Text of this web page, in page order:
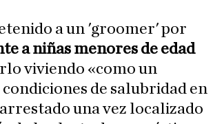
a un 'groomer' por
a niñas menores de edad
viviendo «como un
de salubridad en
una vez localizado